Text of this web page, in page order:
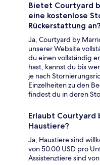
Bietet Courtyard
eine kostenlose
Rückerstattung an?
Ja, Courtyard by
unserer Website
du einen vollständig
hast, kannst du bis
je nach
Einzelheiten zu den
findest du in deren
Erlaubt
Haustiere?
Ja, Haustiere sind
von 50.00 USD pro
Assistenztiere sind